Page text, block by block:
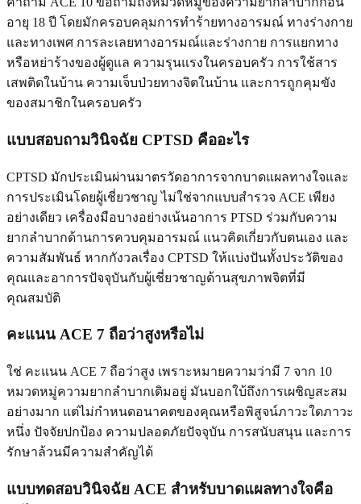
อายุ 18 ปี โดยมักครอบคลุมการทำร้ายทางอารมณ์ ทางร่างกาย
และทางเพศ การละเลยทางอารมณ์และร่างกาย การแยกทาง
หรือหย่าร้างของผู้ดูแล ความรุนแรงในครอบครัว การใช้สาร
เสพติดในบ้าน ความเจ็บป่วยทางจิตในบ้าน และการถูกคุมขัง
ของสมาชิกในครอบครัว
แบบสอบถามวินิจฉัย CPTSD คืออะไร
CPTSD มักประเมินผ่านมาตรวัดอาการจากบาดแผลทางใจและ
การประเมินโดยผู้เชี่ยวชาญ ไม่ใช่จากแบบสำรวจ ACE เพียง
อย่างเดียว เครื่องมือบางอย่างเน้นอาการ PTSD ร่วมกับความ
ยากลำบากด้านการควบคุมอารมณ์ แนวคิดเกี่ยวกับตนเอง และ
ความสัมพันธ์ หากกังวลเรื่อง CPTSD ให้แบ่งปันทั้งประวัติของ
คุณและอาการปัจจุบันกับผู้เชี่ยวชาญด้านสุขภาพจิตที่มี
คุณสมบัติ
คะแนน ACE 7 ถือว่าสูงหรือไม่
ใช่ คะแนน ACE 7 ถือว่าสูง เพราะหมายความว่ามี 7 จาก 10
หมวดหมู่ความยากลำบากเดิมอยู่ มันบอกใบ้ถึงการเผชิญสะสม
อย่างมาก แต่ไม่กำหนดอนาคตของคุณหรือพิสูจน์ภาวะใดภาวะ
หนึ่ง ปัจจัยปกป้อง ความปลอดภัยปัจจุบัน การสนับสนุน และการ
รักษาล้วนมีความสำคัญได้
แบบทดสอบวินิจฉัย ACE สำหรับบาดแผลทางใจคือ